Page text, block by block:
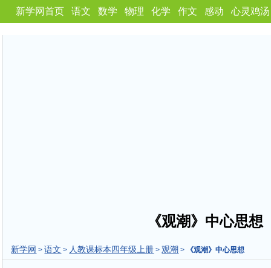
新学网首页 语文 数学 物理 化学 作文 感动 心灵鸡汤
《观潮》中心思想
新学网 >语文 > 人教课标本四年级上册 > 观潮 > 《观潮》中心思想